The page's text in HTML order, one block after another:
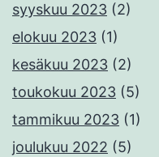
syyskuu 2023 (2)
elokuu 2023 (1)
kesäkuu 2023 (2)
toukokuu 2023 (5)
tammikuu 2023 (1)
joulukuu 2022 (5)